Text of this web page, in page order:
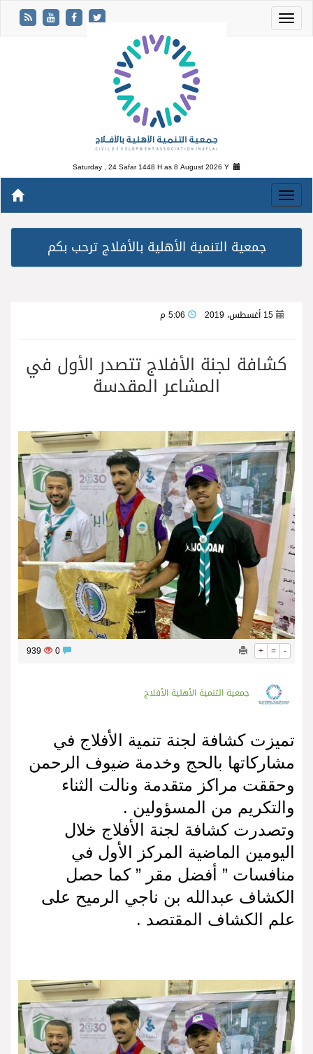
Saturday , 24 Safar 1448 H as8 August 2026 Y
جمعية التنمية الأهلية بالأفلاج ترحب بكم
15 أغسطس، 2019
كشافة لجنة الأفلاج تتصدر الأول في
المشاعر المقدسة
+ = -
939
جمعية التنمية الأهلية الأفلاج
تميزت كشافة لجنة تنمية الأفلاج في
مشاركاتها بالحج وخدمة ضيوف الرحمن
وحققت مراكز متقدمة ونالت الثناء
والتكريم من المسؤولين .
وتصدرت كشافة لجنة الأفلاج خلال
اليومين الماضية المركز الأول في
منافسات ” أفضل مقر ” كما حصل
الكشاف عبدالله بن ناجي الرميح على
علم الكشاف المقتصد .